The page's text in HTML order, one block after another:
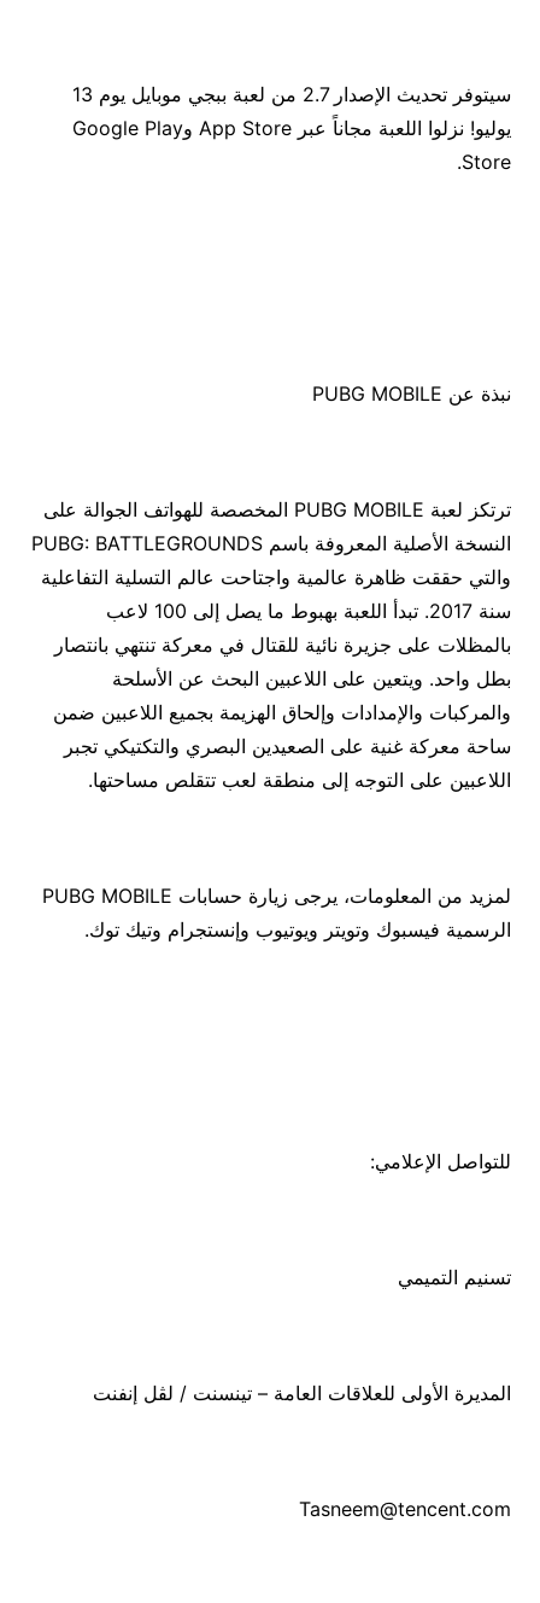
سيتوفر تحديث الإصدار 2.7 من لعبة ببجي موبايل يوم 13
يوليو! نزلوا اللعبة مجاناً عبر App Store وGoogle Play
Store.
نبذة عن PUBG MOBILE
ترتكز لعبة PUBG MOBILE المخصصة للهواتف الجوالة على
النسخة الأصلية المعروفة باسم PUBG: BATTLEGROUNDS
والتي حققت ظاهرة عالمية واجتاحت عالم التسلية التفاعلية
سنة 2017. تبدأ اللعبة بهبوط ما يصل إلى 100 لاعب
بالمظلات على جزيرة نائية للقتال في معركة تنتهي بانتصار
بطل واحد. ويتعين على اللاعبين البحث عن الأسلحة
والمركبات والإمدادات وإلحاق الهزيمة بجميع اللاعبين ضمن
ساحة معركة غنية على الصعيدين البصري والتكتيكي تجبر
اللاعبين على التوجه إلى منطقة لعب تتقلص مساحتها.
لمزيد من المعلومات، يرجى زيارة حسابات PUBG MOBILE
الرسمية فيسبوك وتويتر ويوتيوب وإنستجرام وتيك توك.
للتواصل الإعلامي:
تسنيم التميمي
المديرة الأولى للعلاقات العامة – تينسنت / لڤل إنفنت
Tasneem@tencent.com